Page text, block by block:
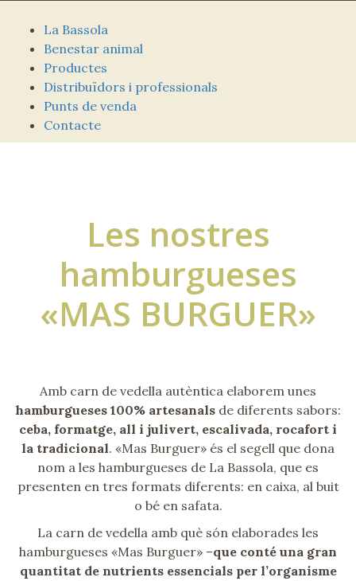
La Bassola
Benestar animal
Productes
Distribuïdors i professionals
Punts de venda
Contacte
Les nostres
hamburgueses
«MAS BURGUER»
Amb carn de vedella autèntica elaborem unes
hamburgueses 100% artesanals de diferents sabors:
ceba, formatge, all i julivert, escalivada, rocafort i
la tradicional. «Mas Burguer» és el segell que dona
nom a les hamburgueses de La Bassola, que es
presenten en tres formats diferents: en caixa, al buit
o bé en safata.
La carn de vedella amb què són elaborades les
hamburgueses «Mas Burguer» –que conté una gran
quantitat de nutrients essencials per l’organisme